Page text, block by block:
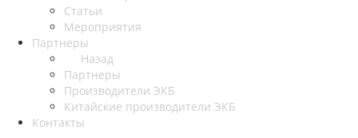
Статьи
Мероприятия
Партнеры
Назад
Партнеры
Производители ЭКБ
Китайские производители ЭКБ
Контакты